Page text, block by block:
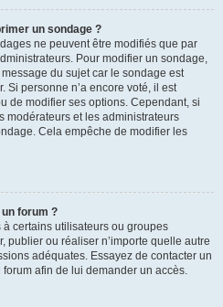
un sondage ?
ne peuvent être modifiés que par
Pour modifier un sondage,
du sujet car le sondage est
Si personne n’a encore voté, il est
de modifier ses options. Cependant, si
modérateurs et les administrateurs
Cela empêche de modifier les
forum ?
certains utilisateurs ou groupes
publier ou réaliser n’importe quelle autre
adéquates. Essayez de contacter un
afin de lui demander un accès.